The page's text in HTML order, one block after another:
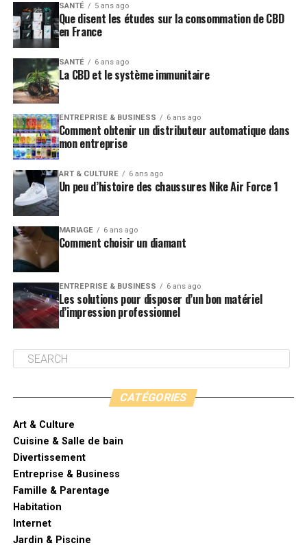
SANTÉ 5 ans ago
Que disent les études sur la consommation de CBD
en France
SANTÉ 6 ans ago
La CBD et le système immunitaire
ENTREPRISE & BUSINESS 6 ans ago
Comment obtenir un distributeur automatique dans
mon entreprise
ART & CULTURE 6 ans ago
Un peu d’histoire des chaussures Nike Air Force 1
MARIAGE 6 ans ago
Comment choisir un diamant
ENTREPRISE & BUSINESS 6 ans ago
Les solutions pour disposer d’un bon matériel
d’impression professionnel
CATÉGORIES
Art & Culture
Cuisine & Salle de bain
Divertissement
Entreprise & Business
Famille & Parentage
Habitation
Internet
Jardin & Piscine